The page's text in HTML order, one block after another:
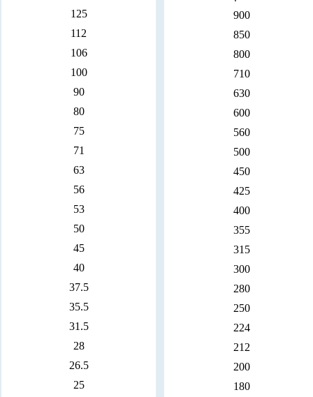
125
112
106
100
90
80
75
71
63
56
53
50
45
40
37.5
35.5
31.5
28
26.5
25
900
850
800
710
630
600
560
500
450
425
400
355
315
300
280
250
224
212
200
180